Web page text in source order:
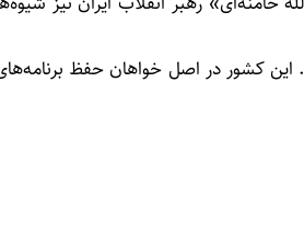
این کشور در اصل خواهان حفظ